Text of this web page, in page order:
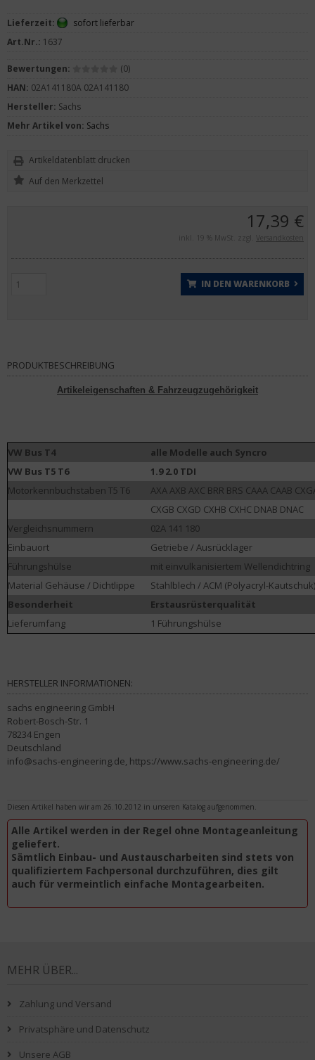
17,39 €
inkl. 19 % MwSt. zzgl. Versandkosten
IN DEN WARENKORB
Lieferzeit:
sofort lieferbar
Art.Nr.: 1637
Bewertungen:
(0)
HAN: 02A141180A 02A141180
Hersteller: Sachs
Mehr Artikel von: Sachs
Artikeldatenblatt drucken
PRODUKTBESCHREIBUNG
Artikeleigenschaften & Fahrzeugzugehörigkeit
VW Bus T4
alle Modelle auch Syncro
VW Bus T5 T6
1.9 2.0 TDI
Motorkennbuchstaben T5 T6
AXA AXB AXC BRR BRS CAAA CAAB
CXGB CXGD CXHB CXHC DNAB DNAC
Vergleichsnummern
02A 141 180
Einbauort
Getriebe / Ausrücklager
Führungshülse
mit einvulkanisiertem Wellendichtring
Material Gehäuse / Dichtlippe
Stahlblech / ACM (Polyacryl-Kautschuk)
Besonderheit
Erstausrüsterqualität
Lieferumfang
1 Führungshülse
HERSTELLER INFORMATIONEN:
sachs engineering GmbH
Robert-Bosch-Str. 1
78234 Engen
Deutschland
info@sachs-engineering.de, https://www.sachs-engineering.de/
Diesen Artikel haben wir am 26.10.2012 in unseren Katalog aufgenommen.
Alle Artikel werden in der Regel ohne Montageanleitung
geliefert.
Sämtlich Einbau- und Austauscharbeiten sind stets von
qualifiziertem Fachpersonal durchzuführen, dies gilt
auch für vermeintlich einfache Montagearbeiten.
MEHR ÜBER...
Zahlung und Versand
Privatsphäre und Datenschutz
Unsere AGB